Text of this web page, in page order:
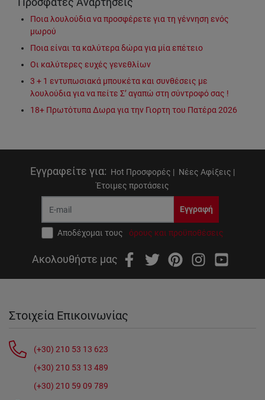
Ποια λουλούδια να προσφέρετε για τη γέννηση ενός
μωρού
Ποια είναι τα καλύτερα δώρα για μία επέτειο
Οι καλύτερες ευχές γενεθλίων
3 + 1 εντυπωσιακά μπουκέτα και συνθέσεις με
λουλούδια για να πείτε Σ’ αγαπώ στη σύντροφό σας !
18+ Πρωτότυπα Δωρα για την Γιορτη του Πατέρα 2026
Εγγραφείτε για: Hot Προσφορές | Νέες Αφίξεις |
Έτοιμες προτάσεις
Εγγραφή
Αποδέχομαι τους όρους και προϋποθέσεις
Ακολουθήστε μας
Στοιχεία Επικοινωνίας
(+30) 210 53 13 623
(+30) 210 53 13 489
(+30) 210 59 09 789